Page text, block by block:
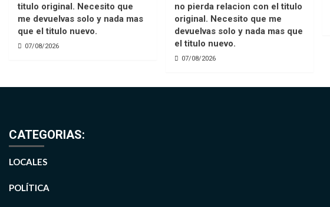
titulo original. Necesito que
me devuelvas solo y nada mas
que el titulo nuevo.
07/08/2026
no pierda relacion con el titulo
original. Necesito que me
devuelvas solo y nada mas que
el titulo nuevo.
07/08/2026
CATEGORIAS:
LOCALES
POLÍTICA